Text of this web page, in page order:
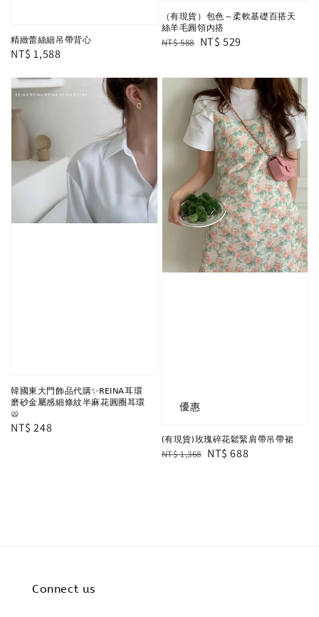
精緻蕾絲細吊帶背心
Regular
NT$ 1,588
（有現貨）包色～柔軟基礎百搭天
絲羊毛圓領內搭
Regular
NT$ 588 Sale
NT$ 529
韓國東大門飾品代購✨REINA耳環
磨砂金屬感細條紋半麻花圓圈耳環
🥨
Regular
NT$ 248
優惠
(有現貨)玫瑰碎花鬆緊肩帶吊帶裙
Regular
NT$ 1,368 Sale
NT$ 688
Connect us